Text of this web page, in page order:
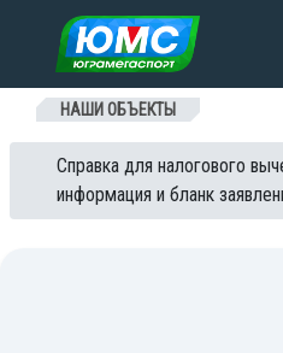
Перейти к содержанию
НАШИ ОБЪЕКТЫ
Справка для налогового
информация и бланк